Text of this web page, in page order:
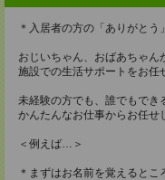
＊入居者の方の「ありがとう
おじいちゃん、おばあちゃん
施設での生活サポートをお任
未経験の方でも、誰でもでき
かんたんなお仕事からお任せ
＜例えば…＞
＊まずはお名前を覚えるとこ